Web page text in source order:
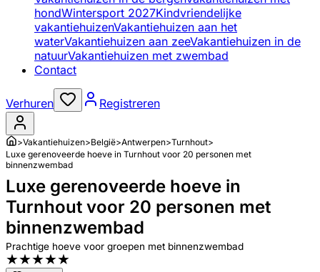
hondWintersport 2027Kindvriendelijke
vakantiehuizenVakantiehuizen aan het
waterVakantiehuizen aan zeeVakantiehuizen in de
natuurVakantiehuizen met zwembad
Contact
Verhuren Registreren
>Vakantiehuizen>België>Antwerpen>Turnhout>
Luxe gerenoveerde hoeve in Turnhout voor 20 personen met
binnenzwembad
Luxe gerenoveerde hoeve in
Turnhout voor 20 personen met
binnenzwembad
Prachtige hoeve voor groepen met binnenzwembad
★★★★★